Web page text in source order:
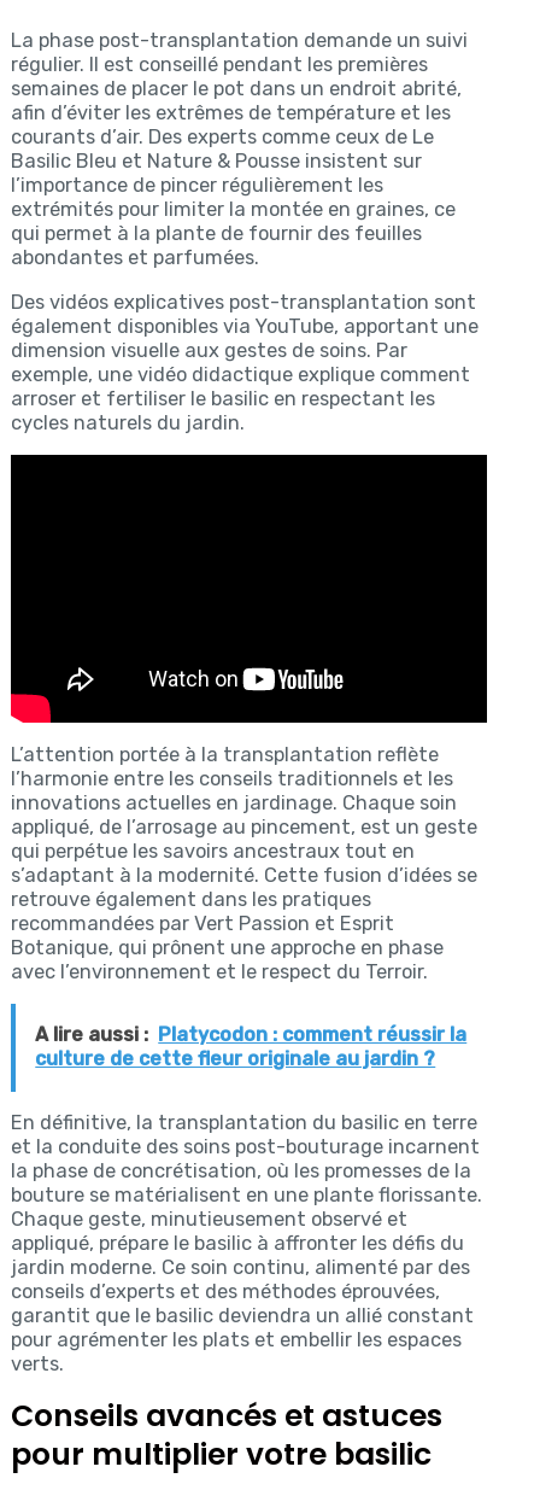
La phase post-transplantation demande un suivi
régulier. Il est conseillé pendant les premières
semaines de placer le pot dans un endroit abrité,
afin d’éviter les extrêmes de température et les
courants d’air. Des experts comme ceux de Le
Basilic Bleu et Nature & Pousse insistent sur
l’importance de pincer régulièrement les
extrémités pour limiter la montée en graines, ce
qui permet à la plante de fournir des feuilles
abondantes et parfumées.
Des vidéos explicatives post-transplantation sont
également disponibles via YouTube, apportant une
dimension visuelle aux gestes de soins. Par
exemple, une vidéo didactique explique comment
arroser et fertiliser le basilic en respectant les
cycles naturels du jardin.
L’attention portée à la transplantation reflète
l’harmonie entre les conseils traditionnels et les
innovations actuelles en jardinage. Chaque soin
appliqué, de l’arrosage au pincement, est un geste
qui perpétue les savoirs ancestraux tout en
s’adaptant à la modernité. Cette fusion d’idées se
retrouve également dans les pratiques
recommandées par Vert Passion et Esprit
Botanique, qui prônent une approche en phase
avec l’environnement et le respect du Terroir.
A lire aussi : Platycodon : comment réussir la
culture de cette fleur originale au jardin ?
En définitive, la transplantation du basilic en terre
et la conduite des soins post-bouturage incarnent
la phase de concrétisation, où les promesses de la
bouture se matérialisent en une plante florissante.
Chaque geste, minutieusement observé et
appliqué, prépare le basilic à affronter les défis du
jardin moderne. Ce soin continu, alimenté par des
conseils d’experts et des méthodes éprouvées,
garantit que le basilic deviendra un allié constant
pour agrémenter les plats et embellir les espaces
verts.
Conseils avancés et astuces
pour multiplier votre basilic